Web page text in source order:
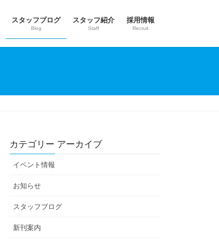
スタッフブログ
Blog
スタッフ紹介
Staff
採用情報
Recruit
カテゴリー アーカイブ
イベント情報
お知らせ
スタッフブログ
新刊案内